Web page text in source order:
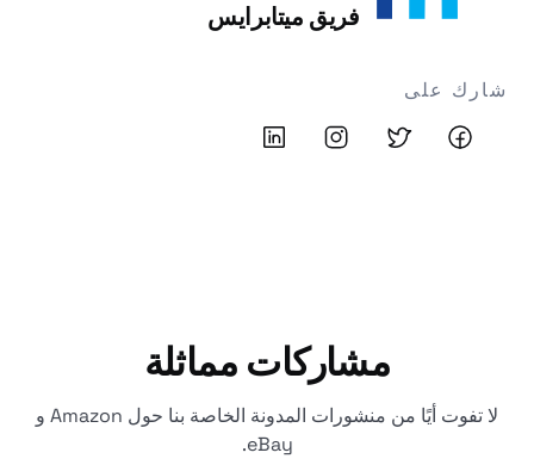
فريق ميتابرايس
شارك على
مشاركات مماثلة
لا تفوت أيًا من منشورات المدونة الخاصة بنا حول Amazon و
eBay.